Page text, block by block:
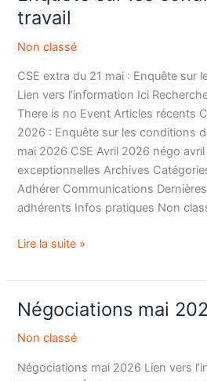
travail
Non classé
CSE extra du 21 mai : Enquête sur
Lien vers l’information Ici
There is no Event Articles récents
2026 : Enquête sur les conditions
mai 2026 CSE Avril 2026 négo
exceptionnelles Archives
Adhérer Communications
adhérents Infos pratiques Non
du
21
mai
:
Enquête
sur
les
conditions
de
travail
Lire la suite »
Négociations mai
Non classé
Négociations mai 2026 Lien vers
Négociations
2026